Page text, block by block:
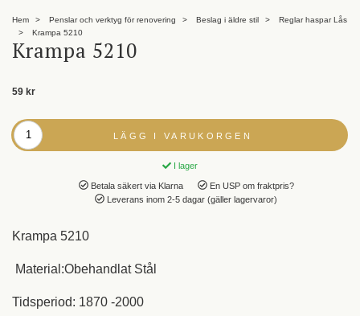
Hem Penslar och verktyg för renovering Beslag i äldre stil
Reglar haspar Lås
Krampa 5210
Krampa 5210
59 kr
LÄGG I VARUKORGEN
I lager
Betala säkert via Klarna
En USP om fraktpris?
Leverans inom 2-5 dagar (gäller lagervaror)
Krampa 5210
Material:Obehandlat Stål
Tidsperiod: 1870 -2000